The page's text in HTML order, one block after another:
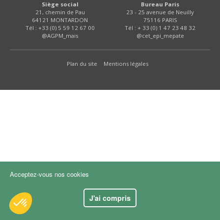
FNPSMS
CEPM
IRRIGANTS DE FRANCE
Siège social
21, chemin de Pau
64121 MONTARDON
Tél : +33 (0) 5 59 12 67 00
@AGPM_mais
Bureau Paris
23 - 25 avenue de Neuilly
75116 PARIS
Tél : + 33 (0) 1 47 23 48 32
@cet_epi_mepate
Plan du site Mentions légales
Acceptez-vous nos cookies
J'ai compris